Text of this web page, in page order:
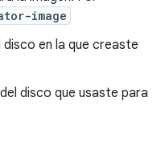
image
en la que creaste
disco que usaste para